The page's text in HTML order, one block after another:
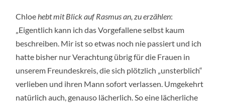
Chloe hebt mit Blick auf Rasmus an, zu erzählen:
„Eigentlich kann ich das Vorgefallene selbst kaum
beschreiben. Mir ist so etwas noch nie passiert und ich
hatte bisher nur Verachtung übrig für die Frauen in
unserem Freundeskreis, die sich plötzlich „unsterblich“
verlieben und ihren Mann sofort verlassen. Umgekehrt
natürlich auch, genauso lächerlich. So eine lächerliche